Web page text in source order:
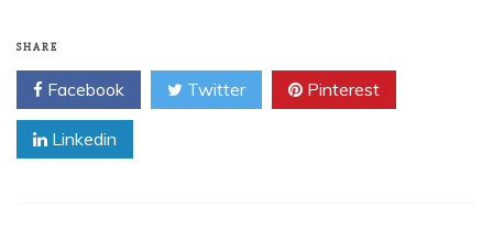
SHARE
Facebook Twitter Pinterest
Linkedin